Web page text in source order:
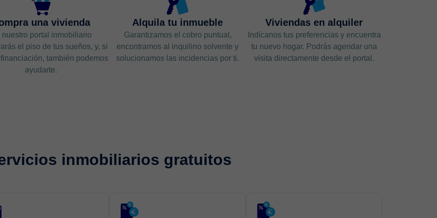
una vivienda
nuestro portal inmobiliario
el piso de tus sueños, y, si
también podemos
ayudarte.
Alquila tu inmueble
Garantizamos el cobro puntual,
encontramos al inquilino solvente y
solucionamos las incidencias por ti.
Viviendas en alquiler
Indícanos tus preferencias y encuentra
tu nuevo hogar. Podrás agendar una
visita directamente desde el portal.
inmobiliarios gratuitos